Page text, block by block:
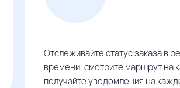
Отслеживайте статус заказа в
времени, смотрите маршрут на
получайте уведомления на